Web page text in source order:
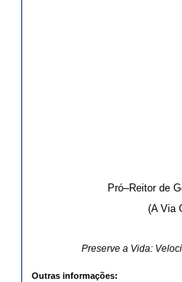
Pró–Reitor de
(A Via
Preserve a Vida:
Outras informações: